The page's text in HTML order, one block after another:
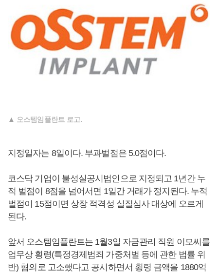
▲ 오스템임플란트 로고.
지정일자는 8일이다. 부과벌점은 5.0점이다.
코스닥 기업이 불성실공시법인으로 지정되고 1년간 누
적 벌점이 8점을 넘어서면 1일간 거래가 정지된다. 누적
벌점이 15점이면 상장 적격성 실질심사 대상에 오르게
된다.
앞서 오스템임플란트는 1월3일 자금관리 직원 이모씨를
업무상 횡령(특정경제범죄 가중처벌 등에 관한 법률 위
반) 혐의로 고소했다고 공시하면서 횡령 금액을 1880억